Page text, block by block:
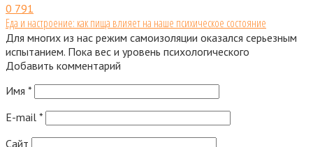
0 791
Еда и настроение: как пища влияет на наше психическое состояние
Для многих из нас режим самоизоляции оказался серьезным
испытанием. Пока вес и уровень психологического
Добавить комментарий
Имя *
E-mail *
Сайт